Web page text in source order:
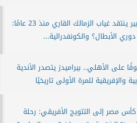
شوبير ينتقد غياب الزمالك القاري منذ 23 عامًا:
الأبطال؟ والكونفدرالية...
على الأهلي.. بيراميدز يتصدر الأندية
والإفريقية للمرة الأولى تاريخيًا
مصر إلى التتويج الأفريقي: رحلة